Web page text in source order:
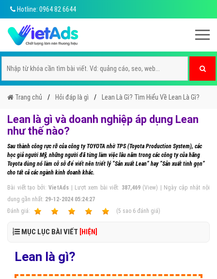
Hotline: 0964 82 6644
Trang chủ Hỏi đáp là gì Lean Là Gì? Tìm Hiểu Về Lean Là Gì?
Lean là gì và doanh nghiệp áp dụng Lean
như thế nào?
Sau thành công rực rỡ của công ty TOYOTA nhờ TPS (Toyota Production System), các
học giả người Mỹ, những người đã từng làm việc lâu năm trong các công ty của hãng
Toyota dùng nó làm cở sở để viết nên triết lý “Sản xuất Lean” hay “Sản xuất tinh gọn”
cho tất cả các ngành kinh doanh khác.
Bài viết tạo bởi:VietAds | Lượt xem bài viết: 387,469(View) | Ngày cập nhật nội
dung gần nhất: 29-12-2024 05:24:27
Ðánh giá:
(5 sao 6 đánh giá)
MỤC LỤC BÀI VIẾT [HIỆN]
Lean là gì?